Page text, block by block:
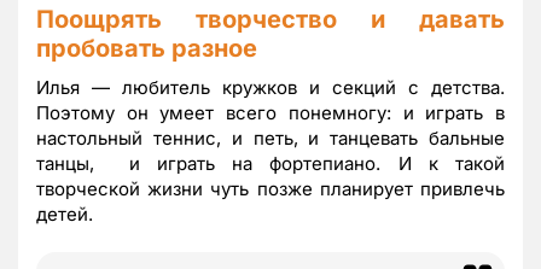
Поощрять творчество и давать
пробовать разное
Илья — любитель кружков и секций с детства.
Поэтому он умеет всего понемногу: и играть в
настольный теннис, и петь, и танцевать бальные
танцы, и играть на фортепиано. И к такой
творческой жизни чуть позже планирует привлечь
детей.